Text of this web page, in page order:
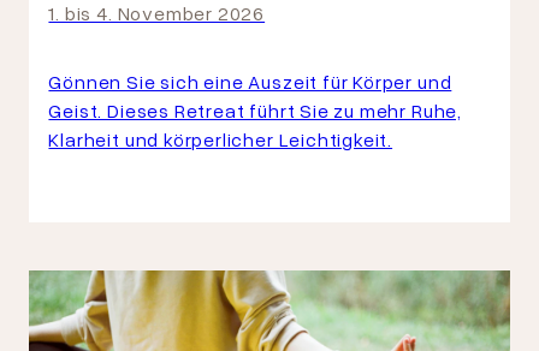
1. bis 4. November 2026
Gönnen Sie sich eine Auszeit für Körper und
Geist. Dieses Retreat führt Sie zu mehr Ruhe,
Klarheit und körperlicher Leichtigkeit.